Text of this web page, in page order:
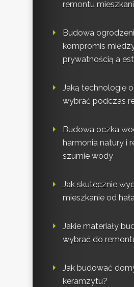
remontu
Budowa
kompromis
prywatnością a
Jaką technologię
wybrać podczas
Budowa oczka
harmonia natury i
szumie wody
Jak skutecznie
mieszkanie od
Jakie materiały
wybrać do
Jak budować
keramzytu?